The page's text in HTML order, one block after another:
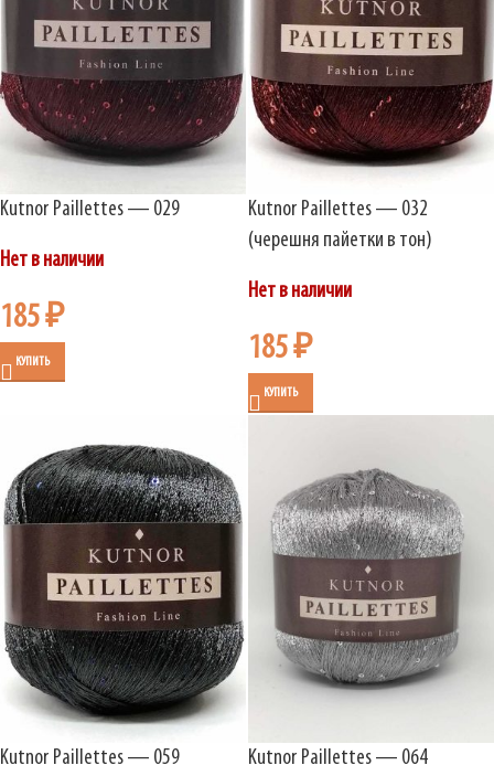
Kutnor Paillettes — 029
Нет в наличии
185₽
КУПИТЬ
Kutnor Paillettes — 032
(черешня пайетки в тон)
Нет в наличии
185₽
КУПИТЬ
Kutnor Paillettes — 059
Kutnor Paillettes — 064